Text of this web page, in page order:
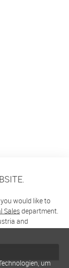
would like to
Salesdepartment.
and
um